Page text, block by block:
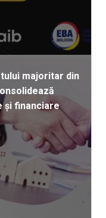
majoritar din
și financiare